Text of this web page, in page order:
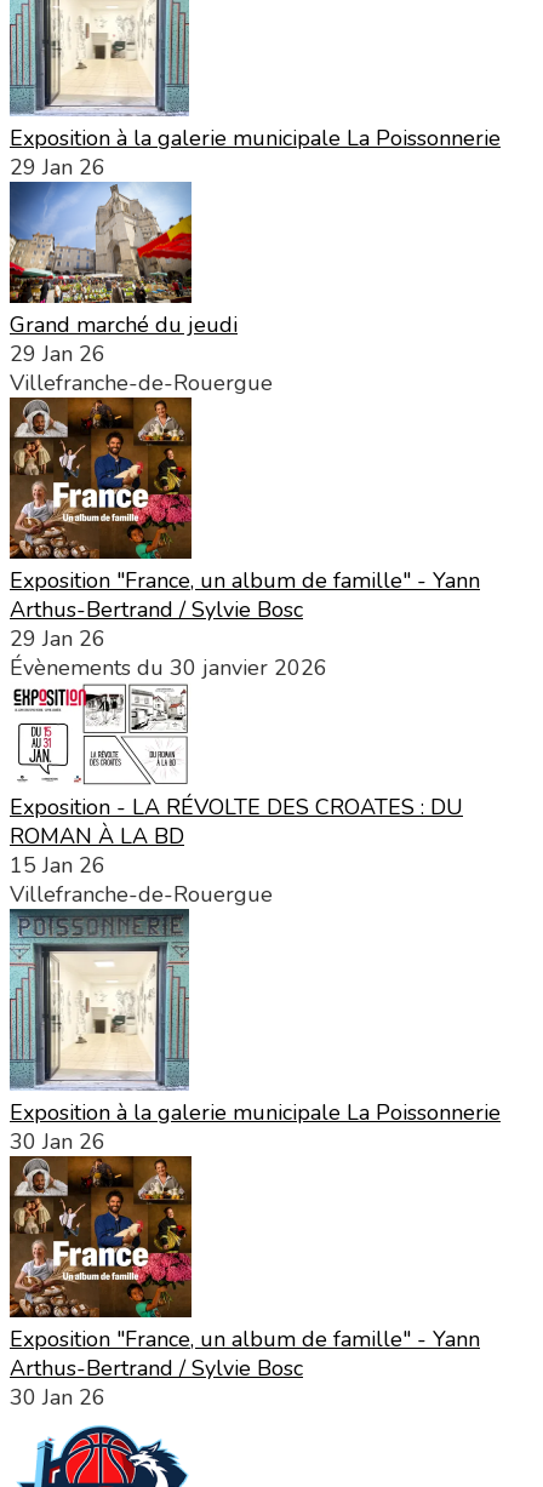
Exposition à la galerie municipale La Poissonnerie
29 Jan 26
Grand marché du jeudi
29 Jan 26
Villefranche-de-Rouergue
Exposition "France, un album de famille" - Yann
Arthus-Bertrand / Sylvie Bosc
29 Jan 26
Évènements du 30 janvier 2026
Exposition - LA RÉVOLTE DES CROATES : DU
ROMAN À LA BD
15 Jan 26
Villefranche-de-Rouergue
Exposition à la galerie municipale La Poissonnerie
30 Jan 26
Exposition "France, un album de famille" - Yann
Arthus-Bertrand / Sylvie Bosc
30 Jan 26